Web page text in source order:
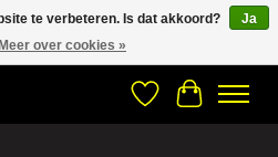
to Geek out!
Verlanglijst
te verbeteren. Is dat akkoord?
Ja
Meer over cookies »